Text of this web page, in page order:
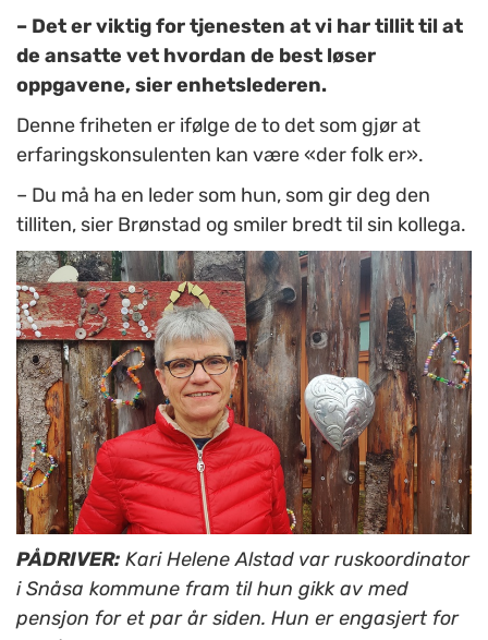
– Det er viktig for tjenesten at vi har tillit til at
de ansatte vet hvordan de best løser
oppgavene, sier enhetslederen.
Denne friheten er ifølge de to det som gjør at
erfaringskonsulenten kan være «der folk er».
– Du må ha en leder som hun, som gir deg den
tilliten, sier Brønstad og smiler bredt til sin kollega.
PÅDRIVER: Kari Helene Alstad var ruskoordinator
i Snåsa kommune fram til hun gikk av med
pensjon for et par år siden. Hun er engasjert for